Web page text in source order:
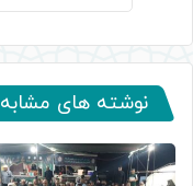
نوشته های مشابه